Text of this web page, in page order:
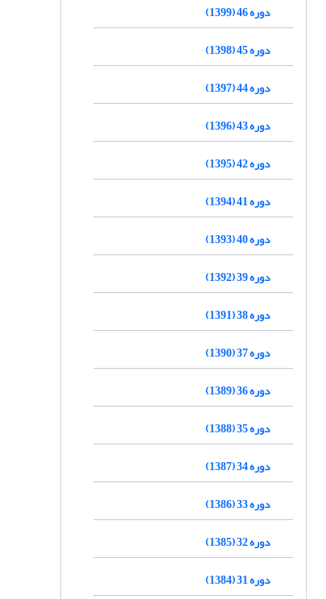
دوره 46 (1399)
دوره 45 (1398)
دوره 44 (1397)
دوره 43 (1396)
دوره 42 (1395)
دوره 41 (1394)
دوره 40 (1393)
دوره 39 (1392)
دوره 38 (1391)
دوره 37 (1390)
دوره 36 (1389)
دوره 35 (1388)
دوره 34 (1387)
دوره 33 (1386)
دوره 32 (1385)
دوره 31 (1384)